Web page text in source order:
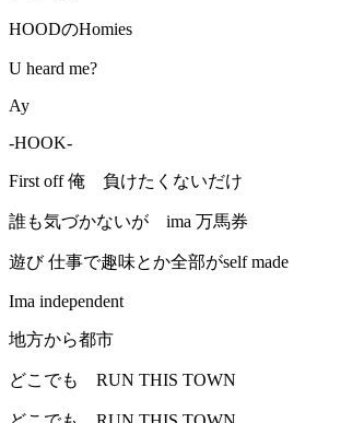
HOODのHomies
U heard me?
Ay
-HOOK-
First off 俺 負けたくないだけ
誰も気づかないが ima 万馬券
遊び 仕事で趣味とか全部がself made
Ima independent
地方から都市
どこでも RUN THIS TOWN